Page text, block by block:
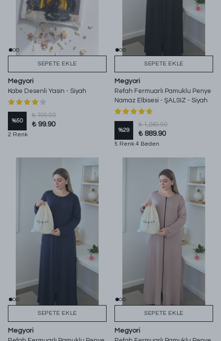
SEPETE EKLE
Megyori
Kabe Desenli Yasin - Siyah
%50
₺ 199.90
₺ 99.90
2 Renk
SEPETE EKLE
Megyori
Refah Fermuarlı Pamuklu Penye
Namaz Elbisesi - ŞALSIZ - Siyah
%29
₺ 1,249.90
₺ 889.90
5 Renk 4 Beden
SEPETE EKLE
Megyori
SEPETE EKLE
Megyori